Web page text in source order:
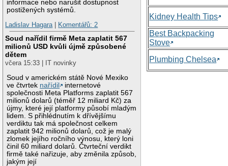
informace nebo narušit dostupnost
postižených systémů.
Ladislav Hagara| Komentářů: 2
Soud nařídil firmě Meta zaplatit 567
milionů USD kvůli újmě způsobené
dětem
včera 15:33 | IT novinky
Soud v americkém státě Nové Mexiko
ve čtvrtek nařídil
internetové
společnosti Meta Platforms zaplatit 567
milionů dolarů (téměř 12 miliard Kč) za
újmy, které její platformy působí mladým
lidem. S přihlédnutím k dřívějšímu
verdiktu tak má společnost celkem
zaplatit 942 milionů dolarů, což je malý
zlomek jejího ročního výnosu, který loni
činil 60 miliard dolarů. Čtvrteční verdikt
firmě také nařizuje, aby změnila způsob,
jakým její
Kidney Health Tips
Best Backpacking
Stove
Plumbing Chelsea